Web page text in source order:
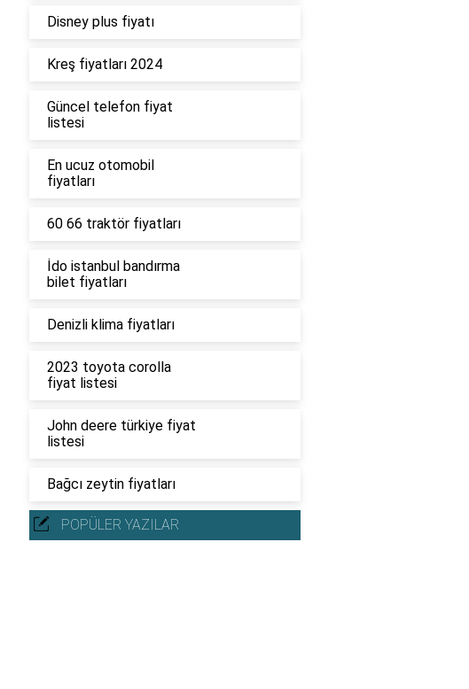
Disney plus fiyatı
Kreş fiyatları 2024
Güncel telefon fiyat
listesi
En ucuz otomobil
fiyatları
60 66 traktör fiyatları
İdo istanbul bandırma
bilet fiyatları
Denizli klima fiyatları
2023 toyota corolla
fiyat listesi
John deere türkiye fiyat
listesi
Bağcı zeytin fiyatları
POPÜLER YAZILAR